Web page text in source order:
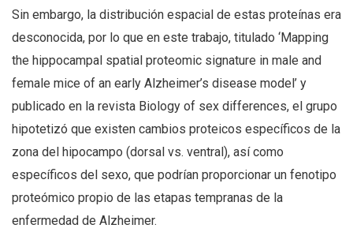
Sin embargo, la distribución espacial de estas proteínas era
desconocida, por lo que en este trabajo, titulado ‘Mapping
the hippocampal spatial proteomic signature in male and
female mice of an early Alzheimer’s disease model’ y
publicado en la revista Biology of sex differences, el grupo
hipotetizó que existen cambios proteicos específicos de la
zona del hipocampo (dorsal vs. ventral), así como
específicos del sexo, que podrían proporcionar un fenotipo
proteómico propio de las etapas tempranas de la
enfermedad de Alzheimer.